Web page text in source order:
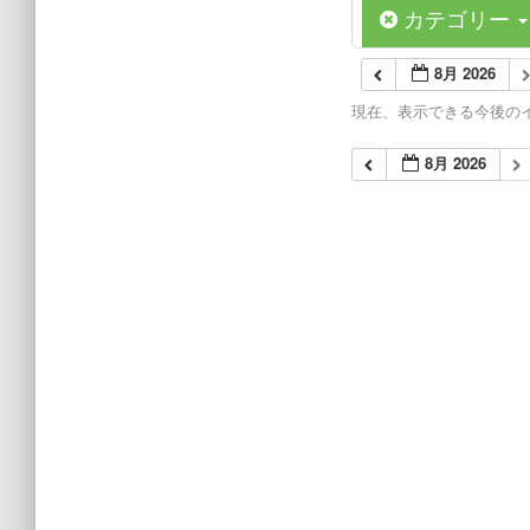
カテゴリー
8月 2026
現在、表示できる今後の
8月 2026